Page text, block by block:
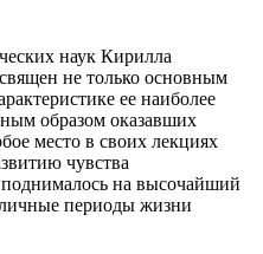
наук Кирилла
не только основным
ее наиболее
образом оказавших
место в своих лекциях
чувства
поднималось на высочайший
периоды жизни